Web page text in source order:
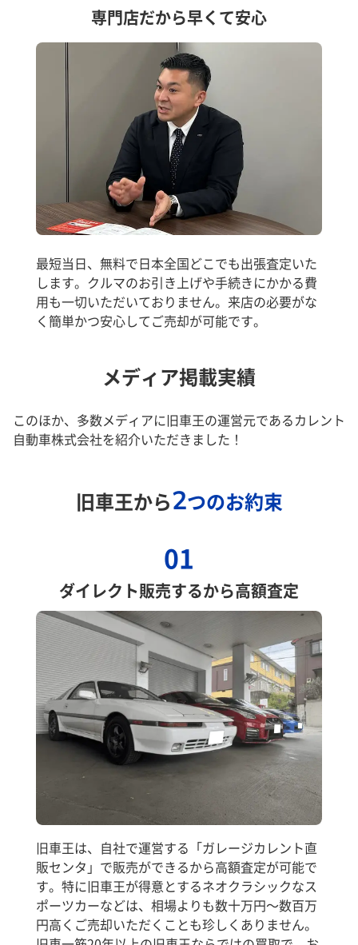
専門店だから早くて安心
最短当日、無料で日本全国どこでも出張査定いた
します。クルマのお引き上げや手続きにかかる費
用も一切いただいておりません。来店の必要がな
く簡単かつ安心してご売却が可能です。
メディア掲載実績
このほか、多数メディアに旧車王の運営元であるカレント
自動車株式会社を紹介いただきました！
旧車王から2つのお約束
01
ダイレクト販売するから高額査定
旧車王は、自社で運営する「ガレージカレント直
販センタ」で販売ができるから高額査定が可能で
す。特に旧車王が得意とするネオクラシックなス
ポーツカーなどは、相場よりも数十万円～数百万
円高くご売却いただくことも珍しくありません。